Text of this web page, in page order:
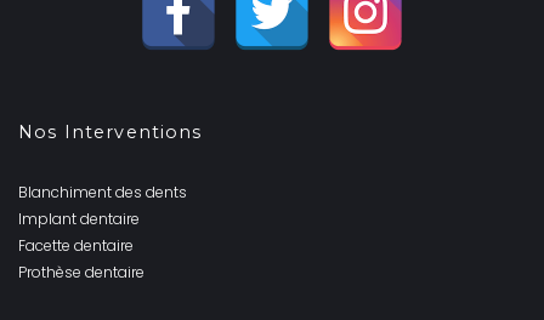
Nos Interventions
Blanchiment des dents
Implant dentaire
Facette dentaire
Prothèse dentaire